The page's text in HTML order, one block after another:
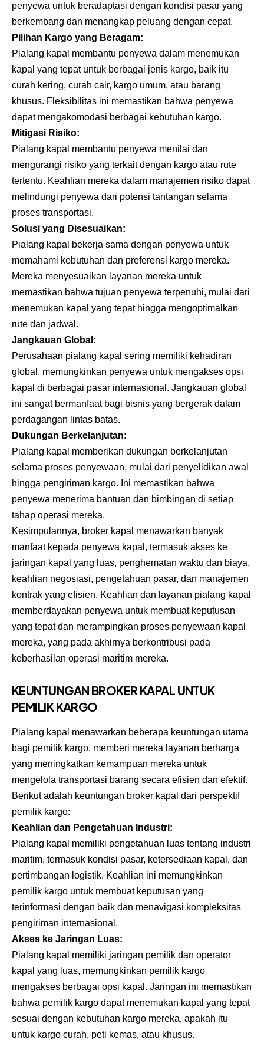
penyewa untuk beradaptasi dengan kondisi pasar yang
berkembang dan menangkap peluang dengan cepat.
Pilihan Kargo yang Beragam:
Pialang kapal membantu penyewa dalam menemukan
kapal yang tepat untuk berbagai jenis kargo, baik itu
curah kering, curah cair, kargo umum, atau barang
khusus. Fleksibilitas ini memastikan bahwa penyewa
dapat mengakomodasi berbagai kebutuhan kargo.
Mitigasi Risiko:
Pialang kapal membantu penyewa menilai dan
mengurangi risiko yang terkait dengan kargo atau rute
tertentu. Keahlian mereka dalam manajemen risiko dapat
melindungi penyewa dari potensi tantangan selama
proses transportasi.
Solusi yang Disesuaikan:
Pialang kapal bekerja sama dengan penyewa untuk
memahami kebutuhan dan preferensi kargo mereka.
Mereka menyesuaikan layanan mereka untuk
memastikan bahwa tujuan penyewa terpenuhi, mulai dari
menemukan kapal yang tepat hingga mengoptimalkan
rute dan jadwal.
Jangkauan Global:
Perusahaan pialang kapal sering memiliki kehadiran
global, memungkinkan penyewa untuk mengakses opsi
kapal di berbagai pasar internasional. Jangkauan global
ini sangat bermanfaat bagi bisnis yang bergerak dalam
perdagangan lintas batas.
Dukungan Berkelanjutan:
Pialang kapal memberikan dukungan berkelanjutan
selama proses penyewaan, mulai dari penyelidikan awal
hingga pengiriman kargo. Ini memastikan bahwa
penyewa menerima bantuan dan bimbingan di setiap
tahap operasi mereka.
Kesimpulannya, broker kapal menawarkan banyak
manfaat kepada penyewa kapal, termasuk akses ke
jaringan kapal yang luas, penghematan waktu dan biaya,
keahlian negosiasi, pengetahuan pasar, dan manajemen
kontrak yang efisien. Keahlian dan layanan pialang kapal
memberdayakan penyewa untuk membuat keputusan
yang tepat dan merampingkan proses penyewaan kapal
mereka, yang pada akhirnya berkontribusi pada
keberhasilan operasi maritim mereka.
KEUNTUNGAN BROKER KAPAL UNTUK
PEMILIK KARGO
Pialang kapal menawarkan beberapa keuntungan utama
bagi pemilik kargo, memberi mereka layanan berharga
yang meningkatkan kemampuan mereka untuk
mengelola transportasi barang secara efisien dan efektif.
Berikut adalah keuntungan broker kapal dari perspektif
pemilik kargo:
Keahlian dan Pengetahuan Industri:
Pialang kapal memiliki pengetahuan luas tentang industri
maritim, termasuk kondisi pasar, ketersediaan kapal, dan
pertimbangan logistik. Keahlian ini memungkinkan
pemilik kargo untuk membuat keputusan yang
terinformasi dengan baik dan menavigasi kompleksitas
pengiriman internasional.
Akses ke Jaringan Luas:
Pialang kapal memiliki jaringan pemilik dan operator
kapal yang luas, memungkinkan pemilik kargo
mengakses berbagai opsi kapal. Jaringan ini memastikan
bahwa pemilik kargo dapat menemukan kapal yang tepat
sesuai dengan kebutuhan kargo mereka, apakah itu
untuk kargo curah, peti kemas, atau khusus.